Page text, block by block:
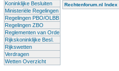
Koninklijke Besluiten
Ministeriële Regelingen
Regelingen PBO/OLBB
Regelingen ZBO
Reglementen van Orde
Rijkskoninklijke Besl.
Rijkswetten
Verdragen
Wetten Overzicht
Rechtenforum.nl Index